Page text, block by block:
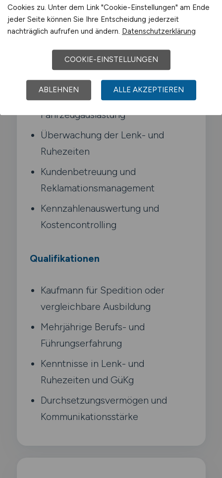
Typische Aufgaben in
Meinerzhagen
Führung des Fahr- und
Dispositionsteams
Steuerung der Tourenplanung und
Fahrzeugauslastung
Überwachung der Lenk- und
Ruhezeiten
Kundenbetreuung und
Reklamationsmanagement
Kennzahlenauswertung und
Kostencontrolling
Qualifikationen
Kaufmann für Spedition oder
vergleichbare Ausbildung
Mehrjährige Berufs- und
Führungserfahrung
Kenntnisse in Lenk- und
Ruhezeiten und GüKg
Durchsetzungsvermögen und
Kommunikationsstärke
Cookies zu. Unter dem Link "Cookie-Einstellungen" am Ende
jeder Seite können Sie Ihre Entscheidung jederzeit
nachträglich aufrufen und ändern. Datenschutzerklärung
COOKIE-EINSTELLUNGEN
ABLEHNEN ALLE AKZEPTIEREN